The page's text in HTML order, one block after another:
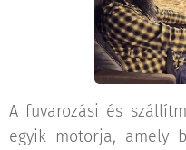
A fuvarozási és
egyik motorja, amely